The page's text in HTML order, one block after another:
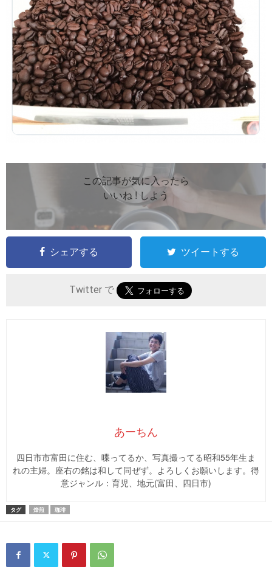
この記事が気に入ったら
いいね ! しよう
シェアする ツイートする
Twitter で
あーちん
四日市市富田に住む、喋ってるか、写真撮ってる昭和55年生ま
れの主婦。座右の銘は和して同ぜず。よろしくお願いします。得
意ジャンル：育児、地元(富田、四日市)
タグ 焙煎 珈琲